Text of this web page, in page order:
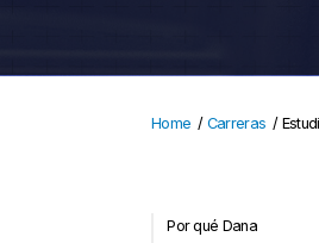
Home / Carreras /
Por qué Dana